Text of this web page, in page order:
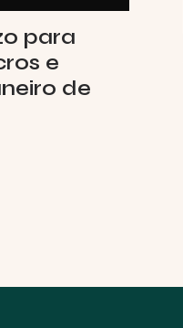
para
e
de